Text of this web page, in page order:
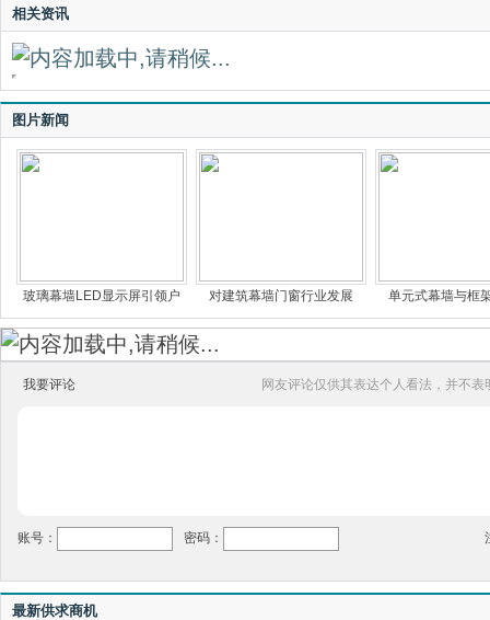
相关资讯
图片新闻
玻璃幕墙LED显示屏引领户 对建筑幕墙门窗行业发展 单元式幕墙与框
我要评论 网友评论仅供其表达个人看法，并不
账号： 密码：
最新供求商机